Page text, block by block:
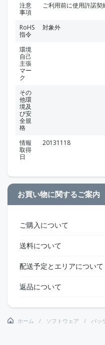
注意
事項
ご利用前に使用許諾契
RoHS
指令
対象外
環境
自己
主張
マー
ク
その
他環
境及
び安
全規
格
情報
取得
日
20131118
お買い物に関するご案内
ご購入について
送料について
配送予定とエリアについて
返品について
ホーム ソフトウェア パッ